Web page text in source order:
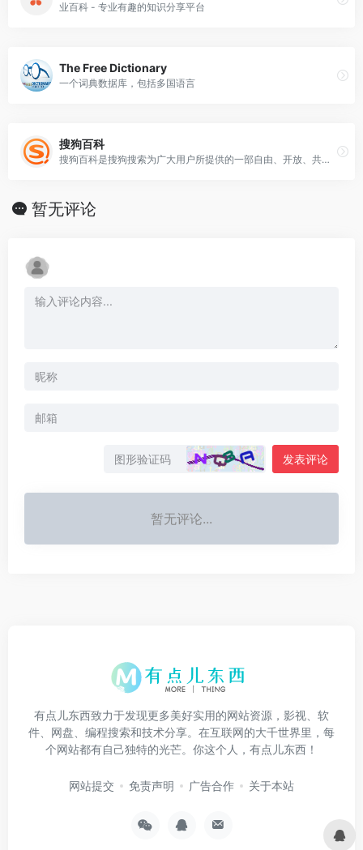
业百科 - 专业有趣的知识分享平台
The Free Dictionary
一个词典数据库，包括多国语言
搜狗百科
搜狗百科是搜狗搜索为广大用户所提供的一部自由、开放、共享的百科全书。
暂无评论
发表评论
暂无评论...
有点儿东西致力于发现更多美好实用的网站资源，影视、软
件、网盘、编程搜索和技术分享。在互联网的大千世界里，每
个网站都有自己独特的光芒。你这个人，有点儿东西！
网站提交 免责声明 广告合作 关于本站